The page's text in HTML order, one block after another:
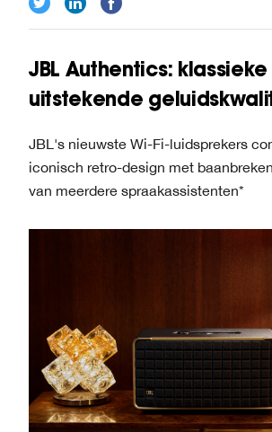
JBL Authentics:
uitstekende
JBL's nieuwste Wi-Fi-luidsprekers
iconisch retro-design met
van meerdere spraakassistenten*